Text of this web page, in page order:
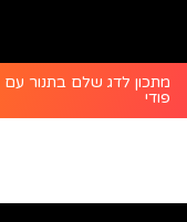
מתכון לדג שלם בתנור עם
פודי